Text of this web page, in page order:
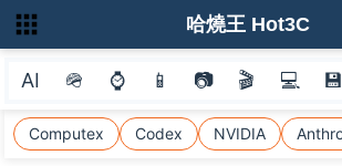
AI 🪖 ⌚ 📱 📷 🎬 💻 💾
Computex Codex NVIDIA
哈燒王 Hot3C